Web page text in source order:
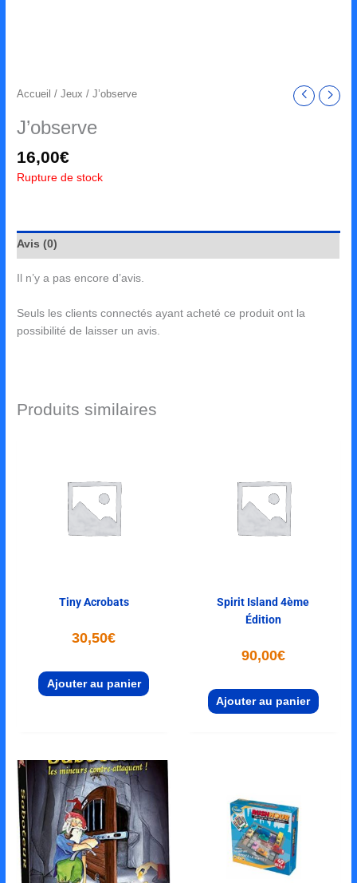
Accueil /Jeux / J’observe
J’observe
16,00€
Rupture de stock
Avis (0)
Il n’y a pas encore d’avis.
Seuls les clients connectés ayant acheté ce produit ont la
possibilité de laisser un avis.
Produits similaires
Tiny Acrobats
30,50€
Ajouter au panier
Spirit Island 4ème
Édition
90,00€
Ajouter au panier